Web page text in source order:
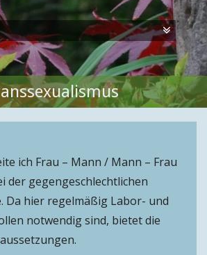
ich Frau – Mann / Mann – Frau
der gegengeschlechtlichen
Da hier regelmäßig Labor- und
notwendig sind, bietet die